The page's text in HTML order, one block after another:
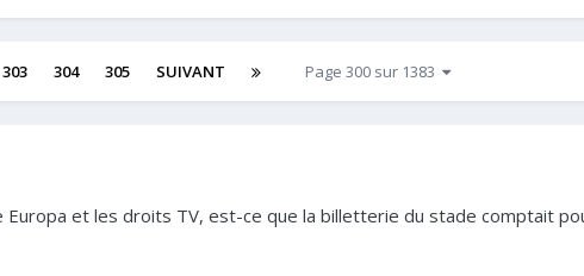
303 304 305 SUIVANT Page 300 sur 1383
et les droits TV, est-ce que la billetterie du stade comptait